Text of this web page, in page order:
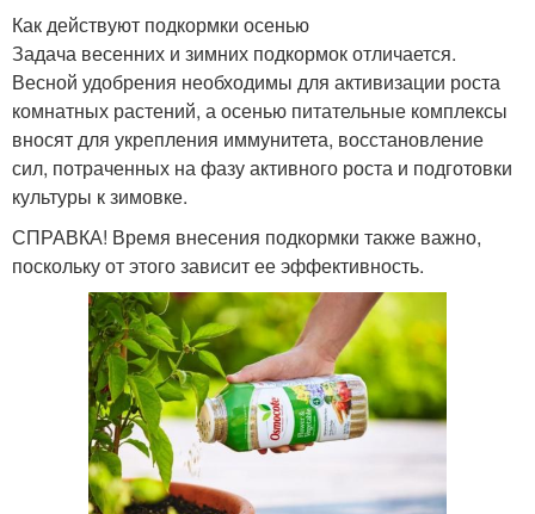
Как действуют подкормки осенью
Задача весенних и зимних подкормок отличается.
Весной удобрения необходимы для активизации роста
комнатных растений, а осенью питательные комплексы
вносят для укрепления иммунитета, восстановление
сил, потраченных на фазу активного роста и подготовки
культуры к зимовке.
СПРАВКА! Время внесения подкормки также важно,
поскольку от этого зависит ее эффективность.